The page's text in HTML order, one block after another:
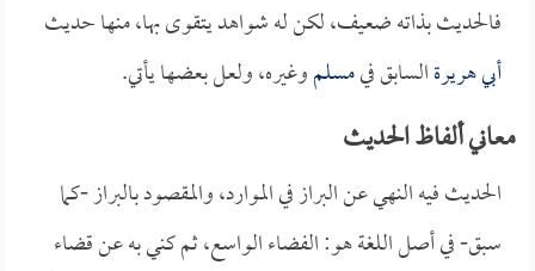
فالحديث بذاته ضعيف، لكن له شواهد يتقوى بها، منها حديث
أبي هريرةالسابق فيمسلموغيره، ولعل بعضها يأتي.
معاني ألفاظ الحديث
الحديث فيه النهي عن البراز في الموارد، والمقصود بالبراز -كما
سبق- في أصل اللغة هو: الفضاء الواسع، ثم كني به عن قضاء